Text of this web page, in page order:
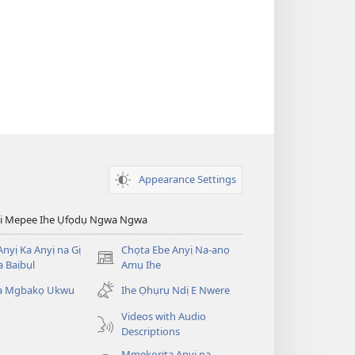
Appearance Settings
Mepee Ihe Ụfọdụ Ngwa Ngwa
Ka Anyị na Gị
Baịbụl
Chọta Ebe Anyị Na-anọ
Amụ Ihe
(ga-
emepere
gị
ọzọ
Mgbakọ Ukwu
Ihe Ọhụrụ Ndị E Nwere
Videos with Audio
Descriptions